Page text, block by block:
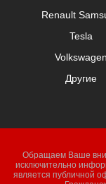
Renault
Tesla
Volkswagen
Другие
Обращаем Ваше
исключительно
является публичной